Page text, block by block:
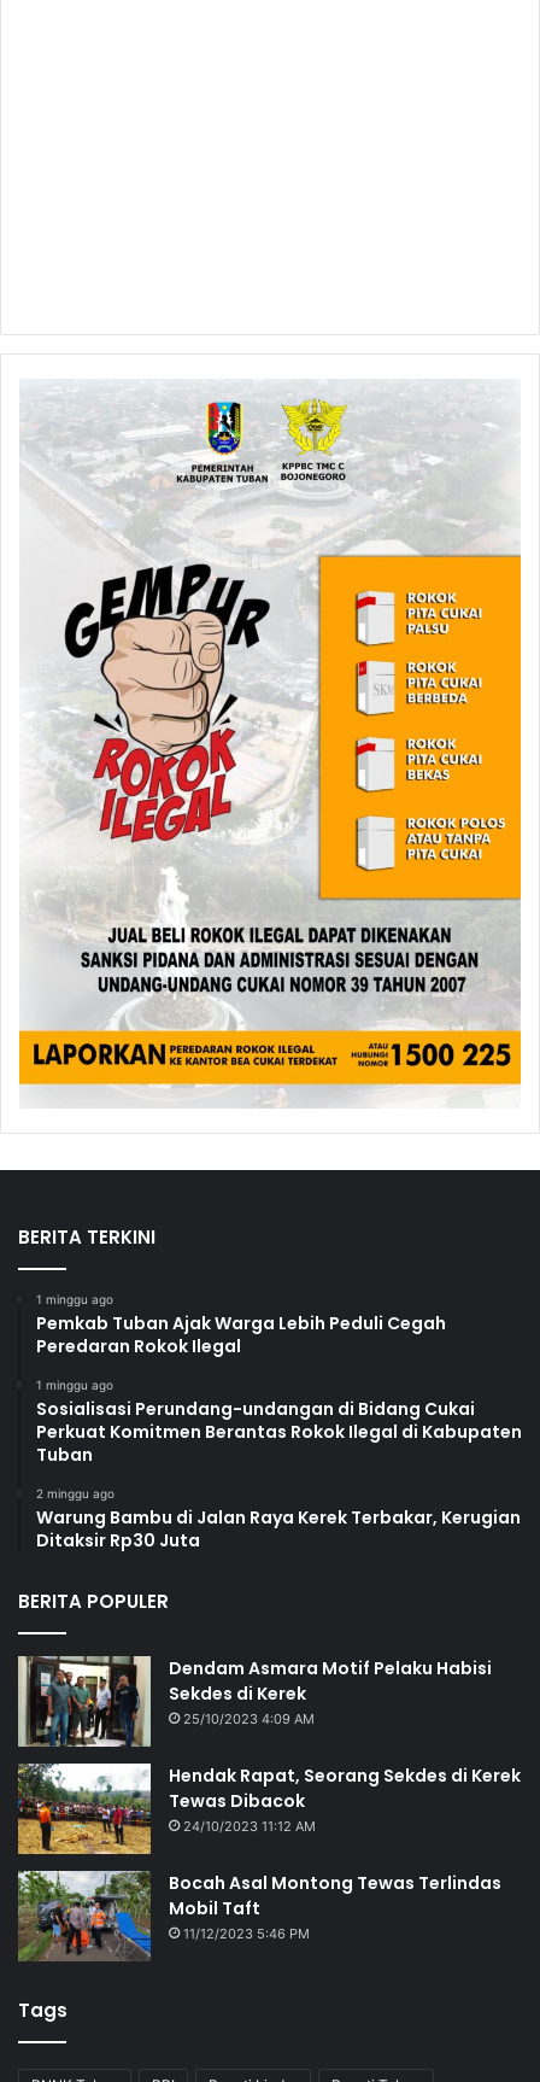
BERITA TERKINI
1 minggu ago
Pemkab Tuban Ajak Warga Lebih Peduli Cegah
Peredaran Rokok Ilegal
1 minggu ago
Sosialisasi Perundang-undangan di Bidang Cukai
Perkuat Komitmen Berantas Rokok Ilegal di Kabupaten
Tuban
2 minggu ago
Warung Bambu di Jalan Raya Kerek Terbakar, Kerugian
Ditaksir Rp30 Juta
BERITA POPULER
Dendam Asmara Motif Pelaku Habisi
Sekdes di Kerek
25/10/2023 4:09 AM
Hendak Rapat, Seorang Sekdes di Kerek
Tewas Dibacok
24/10/2023 11:12 AM
Bocah Asal Montong Tewas Terlindas
Mobil Taft
11/12/2023 5:46 PM
Tags